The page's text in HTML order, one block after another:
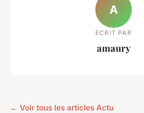
A
ECRIT PAR
amaury
← Voir tous les articles Actu